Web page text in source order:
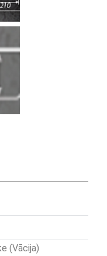
(Vācija)